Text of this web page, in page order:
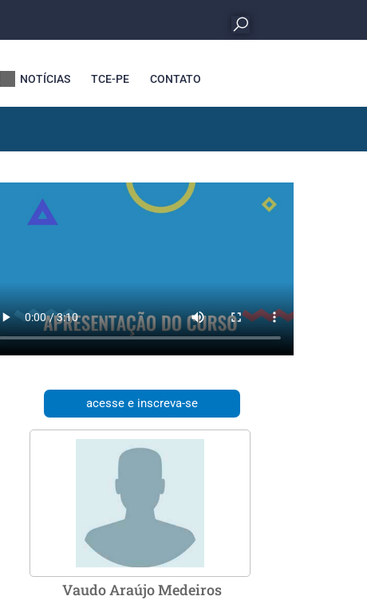
NOTÍCIAS TCE-PE CONTATO
acesse e inscreva-se
Vaudo Araújo Medeiros